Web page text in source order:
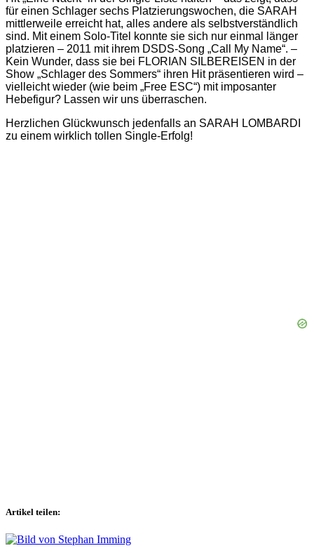
für einen Schlager sechs Platzierungswochen, die SARAH
mittlerweile erreicht hat, alles andere als selbstverständlich
sind. Mit einem Solo-Titel konnte sie sich nur einmal länger
platzieren – 2011 mit ihrem DSDS-Song „Call My Name“. –
Kein Wunder, dass sie bei FLORIAN SILBEREISEN in der
Show „Schlager des Sommers“ ihren Hit präsentieren wird –
vielleicht wieder (wie beim „Free ESC“) mit imposanter
Hebefigur? Lassen wir uns überraschen.
Herzlichen Glückwunsch jedenfalls an SARAH LOMBARDI
zu einem wirklich tollen Single-Erfolg!
Artikel teilen: